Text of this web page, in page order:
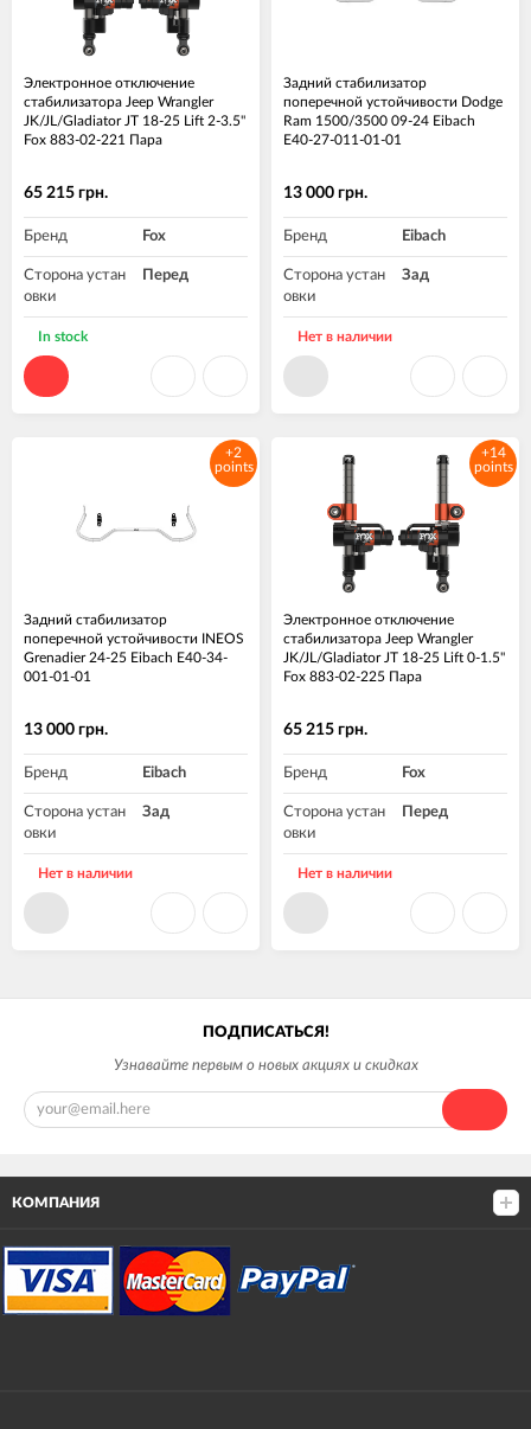
Электронное отключение
стабилизатора Jeep Wrangler
JK/JL/Gladiator JT 18-25 Lift 2-3.5"
Fox 883-02-221 Пара
65 215 грн.
Бренд Fox
Сторона устан
овки
Перед
Высота подъе
ма, дюйм
In stock
Задний стабилизатор
поперечной устойчивости Dodge
Ram 1500/3500 09-24 Eibach
E40-27-011-01-01
13 000 грн.
Бренд Eibach
Сторона устан
овки
Зад
Нет в наличии
+2
points
Задний стабилизатор
поперечной устойчивости INEOS
Grenadier 24-25 Eibach E40-34-
001-01-01
13 000 грн.
Бренд Eibach
Сторона устан
овки
Зад
Нет в наличии
+14
points
Электронное отключение
стабилизатора Jeep Wrangler
JK/JL/Gladiator JT 18-25 Lift 0-1.5"
Fox 883-02-225 Пара
65 215 грн.
Бренд Fox
Сторона устан
овки
Перед
Высота подъе
ма, дюйм
Нет в наличии
ПОДПИСАТЬСЯ!
Узнавайте первым о новых акциях и скидках
КОМПАНИЯ